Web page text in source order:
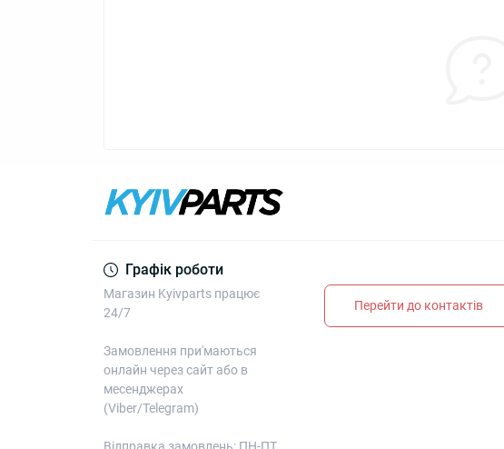
Графік роботи
Магазин Kyivparts працює
24/7
Замовлення при'маються
онлайн через сайт або в
месенджерах
(Viber/Telegram)
Перейти до контактів